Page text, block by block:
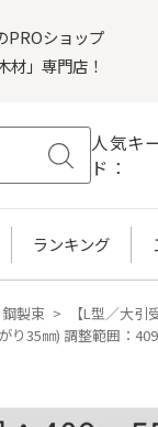
PROショップ
材」専門店！
人気キ
ド：
ランキング
鋼製束
【L型／大引
35㎜) 調整範囲：